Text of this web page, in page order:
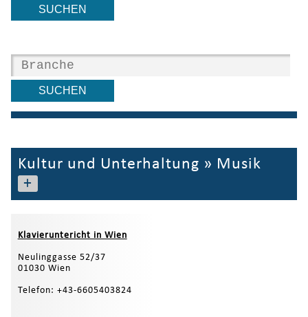
Kultur und Unterhaltung » Musik
+
Klavieruntericht in Wien
Neulinggasse 52/37
01030 Wien
Telefon: +43-6605403824